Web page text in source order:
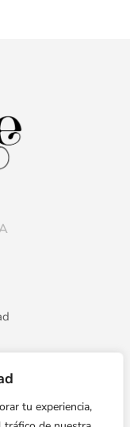
tu experiencia,